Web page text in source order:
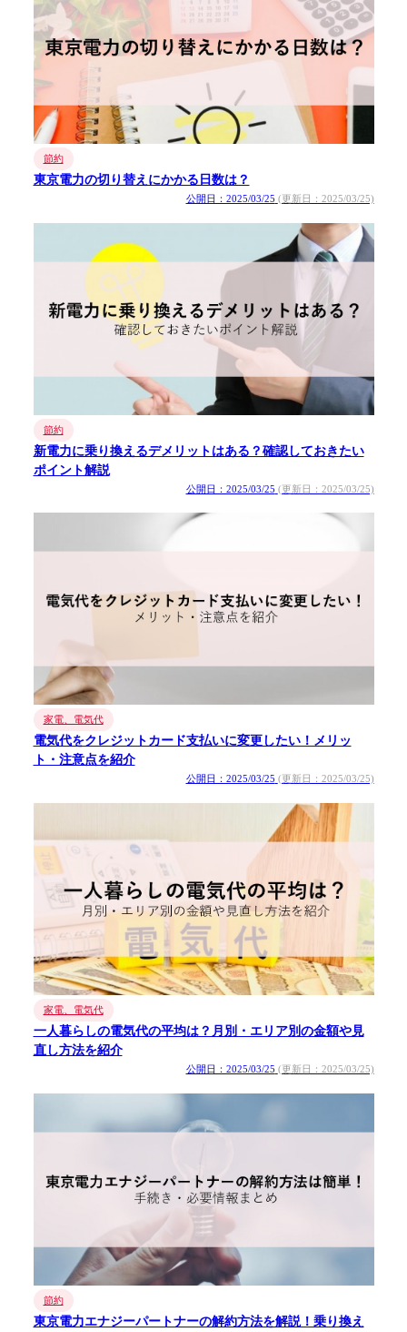
節約
東京電力の切り替えにかかる日数は？
公開日：2025/03/25 (更新日：2025/03/25)
節約
新電力に乗り換えるデメリットはある？確認しておきたい
ポイント解説
公開日：2025/03/25 (更新日：2025/03/25)
家電、電気代
電気代をクレジットカード支払いに変更したい！メリッ
ト・注意点を紹介
公開日：2025/03/25 (更新日：2025/03/25)
家電、電気代
一人暮らしの電気代の平均は？月別・エリア別の金額や見
直し方法を紹介
公開日：2025/03/25 (更新日：2025/03/25)
節約
東京電力エナジーパートナーの解約方法を解説！乗り換え